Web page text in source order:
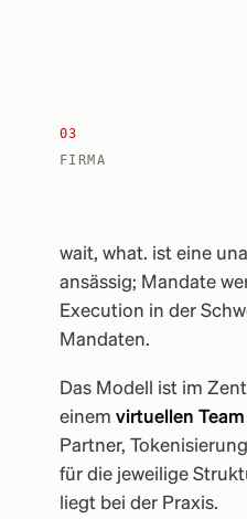
03
FIRMA
wait, what. ist eine
ansässig; Mandate
Execution in der
Mandaten.
Das Modell ist im
einem virtuellen
Partner,
für die jeweilige
liegt bei der Praxis.